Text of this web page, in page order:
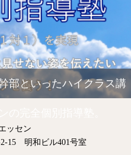
部といったハイクラス講
ッセン
15 明和ビル401号室